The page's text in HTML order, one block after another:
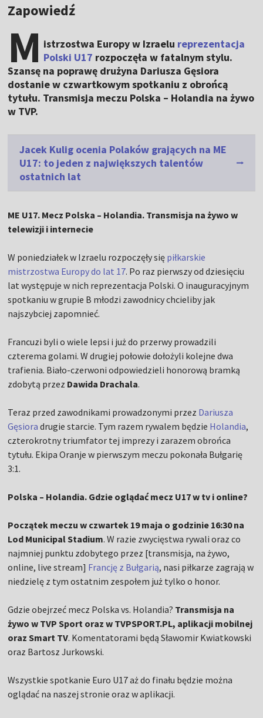
Zapowiedź
M istrzostwa Europy w Izraelu reprezentacja
Polski U17 rozpoczęła w fatalnym stylu.
Szansę na poprawę drużyna Dariusza Gęsiora
dostanie w czwartkowym spotkaniu z obrońcą
tytułu. Transmisja meczu Polska – Holandia na żywo
w TVP.
Jacek Kulig ocenia Polaków grających na ME
U17: to jeden z największych talentów
ostatnich lat
ME U17. Mecz Polska – Holandia. Transmisja na żywo w
telewizji i internecie
W poniedziałek w Izraelu rozpoczęły się piłkarskie
mistrzostwa Europy do lat 17. Po raz pierwszy od dziesięciu
lat występuje w nich reprezentacja Polski. O inauguracyjnym
spotkaniu w grupie B młodzi zawodnicy chcieliby jak
najszybciej zapomnieć.
Francuzi byli o wiele lepsi i już do przerwy prowadzili
czterema golami. W drugiej połowie dołożyli kolejne dwa
trafienia. Biało-czerwoni odpowiedzieli honorową bramką
zdobytą przez Dawida Drachala.
Teraz przed zawodnikami prowadzonymi przez Dariusza
Gęsiora drugie starcie. Tym razem rywalem będzie Holandia,
czterokrotny triumfator tej imprezy i zarazem obrońca
tytułu. Ekipa Oranje w pierwszym meczu pokonała Bułgarię
3:1.
Polska – Holandia. Gdzie oglądać mecz U17 w tv i online?
Początek meczu w czwartek 19 maja o godzinie 16:30 na
Lod Municipal Stadium. W razie zwycięstwa rywali oraz co
najmniej punktu zdobytego przez [transmisja, na żywo,
online, live stream] Francję z Bułgarią, nasi piłkarze zagrają w
niedzielę z tym ostatnim zespołem już tylko o honor.
Gdzie obejrzeć mecz Polska vs. Holandia? Transmisja na
żywo w TVP Sport oraz w TVPSPORT.PL, aplikacji mobilnej
oraz Smart TV. Komentatorami będą Sławomir Kwiatkowski
oraz Bartosz Jurkowski.
Wszystkie spotkanie Euro U17 aż do finału będzie można
oglądać na naszej stronie oraz w aplikacji.